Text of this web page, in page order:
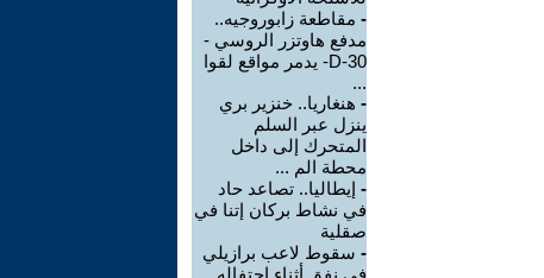
- مقاطعة زابوروجيه..
مدفع هاوتزر الروسي -
D-30- يدمر مواقع لقوا
...
- هنغاريا.. خنزير بري
ينزل عبر السلم
المتحرك إلى داخل
محطة الم ...
- إيطاليا.. تصاعد حاد
في نشاط بركان إتنا في
صقلية
- سقوط لاعب برازيلي
في نفق أثناء احتفاله